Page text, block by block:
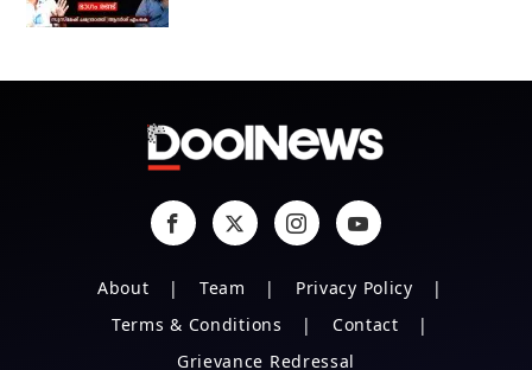
About Team
Privacy Policy
Terms & Conditions
Contact
Grievance Redressal